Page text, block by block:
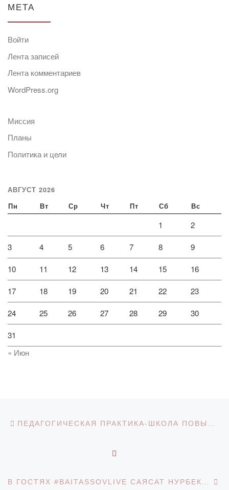
МЕТА
Войти
Лента записей
Лента комментариев
WordPress.org
Миссия
Планы
Политика и цели
АВГУСТ 2026
Пн Вт Ср Чт Пт Сб Вс
1 2
3 4 5 6 7 8 9
10 11 12 13 14 15 16
17 18 19 20 21 22 23
24 25 26 27 28 29 30
31
« Июн
Навигация по записям